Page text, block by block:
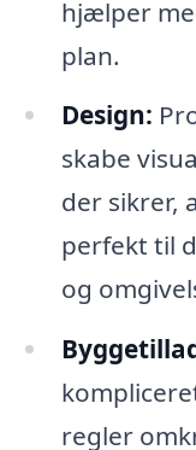
hjælper
plan.
Design:
skabe
der sikrer,
perfekt til
og
regler